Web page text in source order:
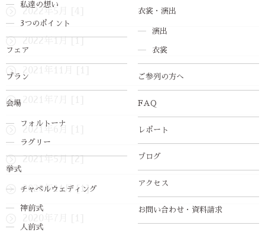
私達の想い
3つのポイント
フェア
プラン
会場
フォルトーナ
ラグリー
挙式
チャペルウェディング
神前式
人前式
衣裳・演出
演出
衣裳
ご参列の方へ
FAQ
レポート
ブログ
アクセス
お問い合わせ・資料請求
2021年6月 [1]
2021年5月 [2]
2020年11月 [1]